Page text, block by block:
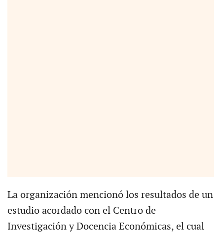
La organización mencionó los resultados de un
estudio acordado con el Centro de
Investigación y Docencia Económicas, el cual